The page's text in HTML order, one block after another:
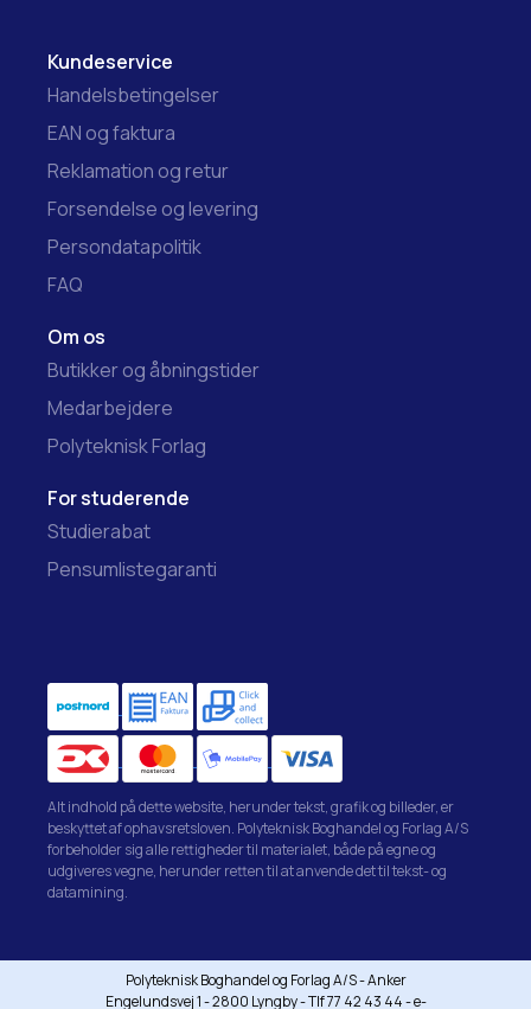
Kundeservice
Handelsbetingelser
EAN og faktura
Reklamation og retur
Forsendelse og levering
Persondatapolitik
FAQ
Om os
Butikker og åbningstider
Medarbejdere
Polyteknisk Forlag
For studerende
Studierabat
Pensumlistegaranti
Alt indhold på dette website, herunder tekst, grafik og billeder, er
beskyttet af ophavsretsloven. Polyteknisk Boghandel og Forlag A/S
forbeholder sig alle rettigheder til materialet, både på egne og
udgiveres vegne, herunder retten til at anvende det til tekst- og
datamining.
Polyteknisk Boghandel og Forlag A/S - Anker
Engelundsvej 1 - 2800 Lyngby - Tlf 77 42 43 44 - e-